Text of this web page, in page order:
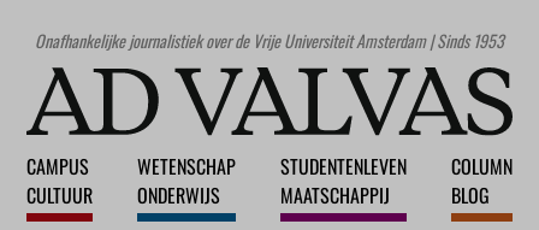
Onafhankelijke journalistiek over de Vrije Universiteit Amsterdam | Sinds 1953
CAMPUS
CULTUUR
WETENSCHAP
ONDERWIJS
STUDENTENLEVEN
MAATSCHAPPIJ
COLUMN
BLOG